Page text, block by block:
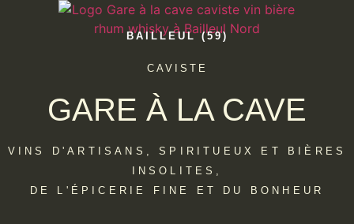
BAILLEUL (59)
CAVISTE
GARE À LA CAVE
VINS D'ARTISANS, SPIRITUEUX ET BIÈRES
INSOLITES,
DE L'ÉPICERIE FINE ET DU BONHEUR